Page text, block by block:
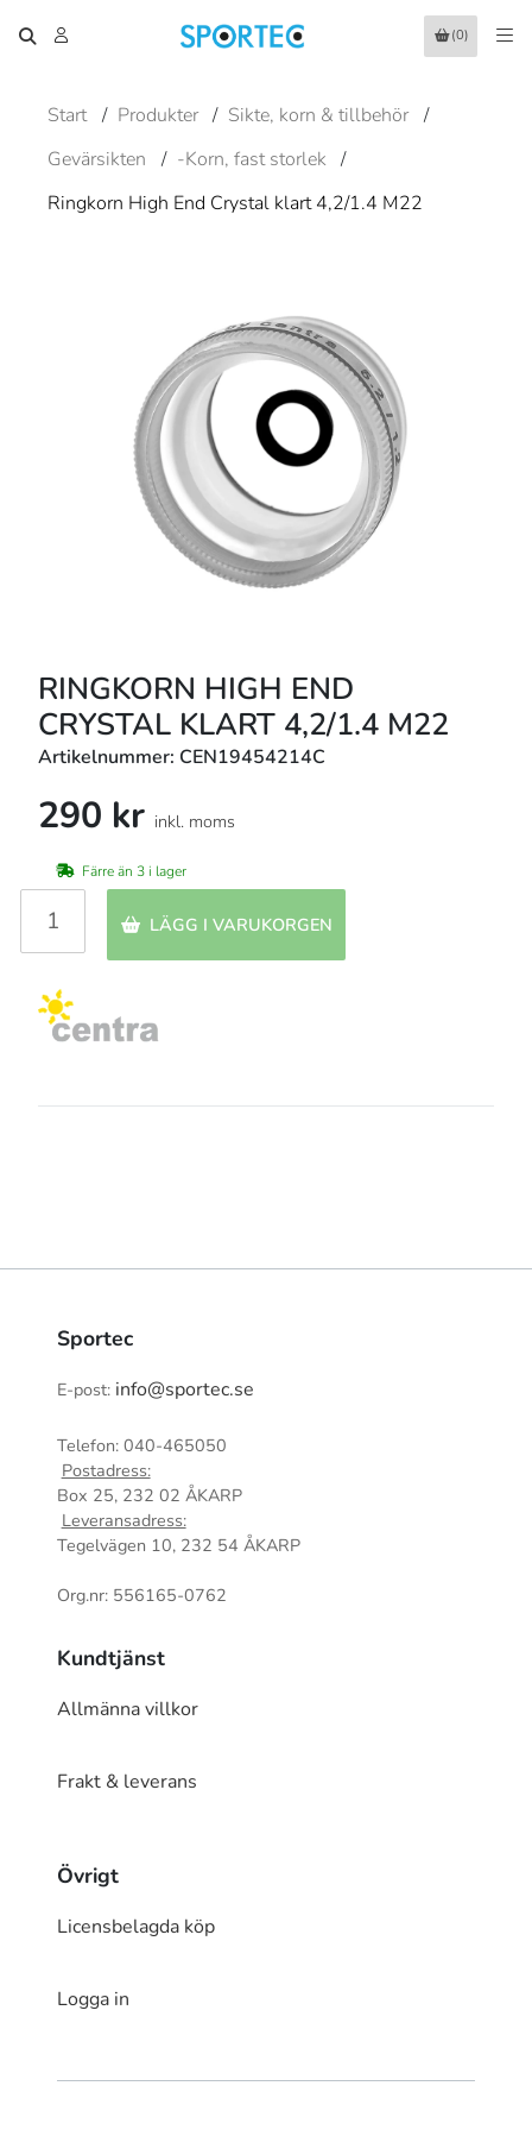
(0)
Start / Produkter / Sikte, korn & tillbehör /
Gevärsikten
/ -Korn, fast storlek
/
Ringkorn High End Crystal klart 4,2/1.4 M22
RINGKORN HIGH END
CRYSTAL KLART 4,2/1.4 M22
Artikelnummer: CEN19454214C
290 kr inkl. moms
Färre än 3 i lager
LÄGG I VARUKORGEN
Sportec
E-post: info@sportec.se
Telefon: 040-465050
Postadress:
Box 25, 232 02 ÅKARP
Leveransadress:
Tegelvägen 10, 232 54 ÅKARP
Org.nr: 556165-0762
Kundtjänst
Allmänna villkor
Frakt & leverans
Övrigt
Licensbelagda köp
Logga in